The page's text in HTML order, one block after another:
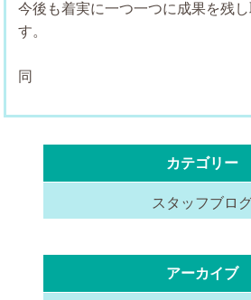
今後も着実に一つ一つに成果を残
す
従業
カテゴリー
スタッフブロ
アーカイブ